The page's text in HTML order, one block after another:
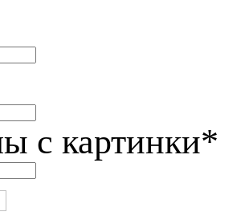
с картинки*